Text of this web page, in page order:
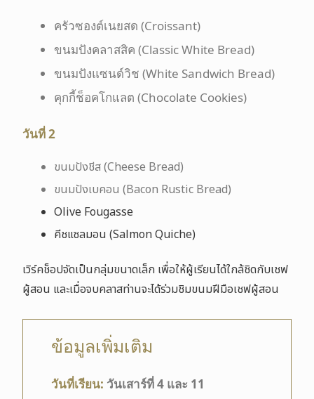
ครัวซองต์เนยสด (Croissant)
ขนมปังคลาสสิค (Classic White Bread)
ขนมปังแซนด์วิช (White Sandwich Bread)
คุกกี้ช็อคโกแลต (Chocolate Cookies)
วันที่ 2
ขนมปังชีส (Cheese Bread)
ขนมปังเบคอน (Bacon Rustic Bread)
Olive Fougasse
คีชแซลมอน (Salmon Quiche)
เวิร์คช็อปจัดเป็นกลุ่มขนาดเล็ก เพื่อให้ผู้เรียนได้ใกล้ชิดกับเชฟ
ผู้สอน และเมื่อจบคลาสท่านจะได้ร่วมชิมขนมฝีมือเชฟผู้สอน
ข้อมูลเพิ่มเติม
วันที่เรียน: วันเสาร์ที่ 4 และ 11